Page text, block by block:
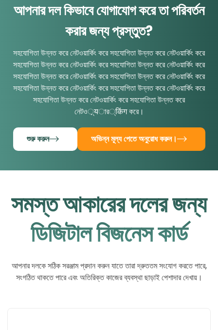
আপনার দল কিভাবে যোগাযোগ করে তা পরিবর্তন
করার জন্য প্রস্তুত?
সহযোগিতা উন্নত করে নেটওয়ার্কিং করে সহযোগিতা উন্নত করে নেটওয়ার্কিং করে
সহযোগিতা উন্নত করে নেটওয়ার্কিং করে সহযোগিতা উন্নত করে নেটওয়ার্কিং করে
সহযোগিতা উন্নত করে নেটওয়ার্কিং করে সহযোগিতা উন্নত করে নেটওয়ার্কিং করে
সহযোগিতা উন্নত করে নেটওয়ার্কিং করে সহযোগিতা উন্নত করে নেটওয়ার্কিং করে
সহযোগিতা উন্নত করে নেটওয়ার্কিং করে সহযোগিতা উন্নত করে
নেটও़्यার्किंग করে।
শুরু করুন অভিন্ন মূল্য পেতে অনুরোধ করুন।
সমস্ত আকারের দলের জন্য
ডিজিটাল বিজনেস কার্ড
আপনার দলকে সঠিক সরঞ্জাম প্রদান করুন যাতে তারা দ্রুততম সংযোগ করতে পারে,
সংগঠিত থাকতে পারে এবং অতিরিক্ত কাজের ব্যবস্থা ছাড়াই পেশাদার দেখায়।